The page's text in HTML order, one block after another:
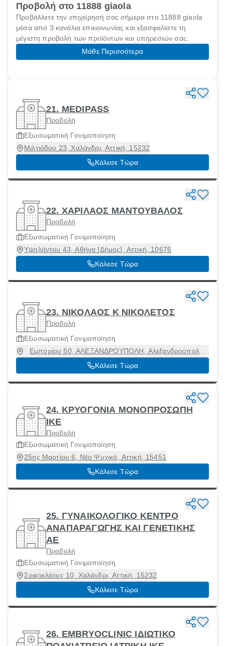
Προβολή στο 11888 giaola
Προβάλλετε την επιχείρησή σας σήμερα στο 11888 giaola
μέσα από 3 κανάλια επικοινωνίας και εξασφαλίστε τη
μέγιστη προβολή των προϊόντων και υπηρεσιών σας.
Μάθε Περισσότερα
21. MEDIPASS
Προβολή
Εξωσωματική Γονιμοποίηση
Μιλτιάδου 23, Χαλάνδρι, Αττική, 15232
Κάλεσε Τώρα
22. ΧΑΡΙΛΑΟΣ ΜΑΝΤΟΥΒΑΛΟΣ
Προβολή
Εξωσωματική Γονιμοποίηση
Υψηλάντου 43, Αθήνα [Δήμος], Αττική, 10676
Κάλεσε Τώρα
23. ΝΙΚΟΛΑΟΣ Κ ΝΙΚΟΛΕΤΟΣ
Προβολή
Εξωσωματική Γονιμοποίηση
Εμπορίου 50, ΑΛΕΞΑΝΔΡΟΥΠΟΛΗ, Αλεξανδρούπολη
[Δήμος], Έβρος, 68132
Κάλεσε Τώρα
24. ΚΡΥΟΓΟΝΙΑ ΜΟΝΟΠΡΟΣΩΠΗ
ΙΚΕ
Προβολή
Εξωσωματική Γονιμοποίηση
25ης Μαρτίου 6, Νέο Ψυχικό, Αττική, 15451
Κάλεσε Τώρα
25. ΓΥΝΑΙΚΟΛΟΓΙΚΟ ΚΕΝΤΡΟ
ΑΝΑΠΑΡΑΓΩΓΗΣ ΚΑΙ ΓΕΝΕΤΙΚΗΣ
ΑΕ
Προβολή
Εξωσωματική Γονιμοποίηση
Σοφοκλέους 10, Χαλάνδρι, Αττική, 15232
Κάλεσε Τώρα
26. EMBRYOCLINIC ΙΔΙΩΤΙΚΟ